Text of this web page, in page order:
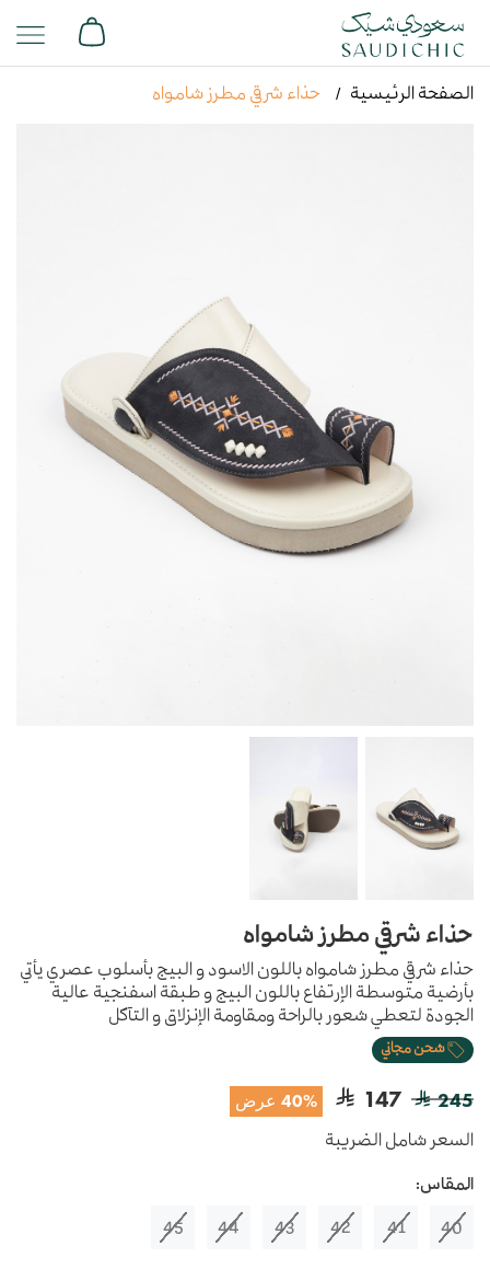
الصفحة الرئيسية حذاء شرقي مطرز شامواه
حذاء شرقي مطرز شامواه
حذاء شرقي مطرز شامواه باللون الاسود و البيج بأسلوب عصري يأتي
بأرضية متوسطة الإرتفاع باللون البيج و طبقة اسفنجية عالية
الجودة لتعطي شعور بالراحة ومقاومة الإنزلاق و التآكل
شحن مجاني
245
147 40% عرض
السعر شامل الضريبة
المقاس:
40
41
42
43
44
45